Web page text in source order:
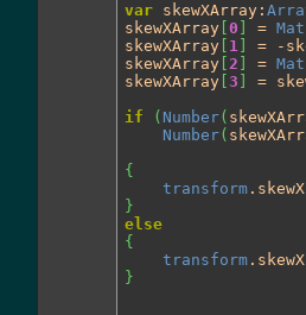
var skewXArray:
skewXArray 0 =
skewXArray 1
= -
skewXArray 2 =
skewXArray 3
=
if
( Number(
Number(
{
transform
}
else
{
transform
}